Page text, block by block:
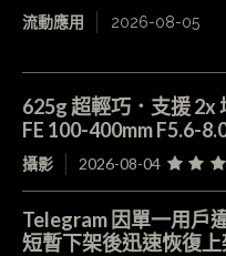
流動應用 2026-08-05
625g 超輕巧．支援
FE 100-400mm F5.6-
攝影 2026-08-04
Telegram 因單一用戶
短暫下架後迅速恢復上